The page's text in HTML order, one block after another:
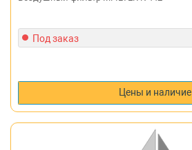
Под заказ
Цены и наличие